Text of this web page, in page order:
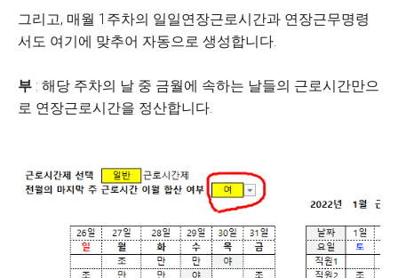
그리고, 매월 1주차의 일일연장근로시간과 연장근무명령
서도 여기에 맞추어 자동으로 생성합니다.
부 : 해당 주차의 날 중 금월에 속하는 날들의 근로시간만으
로 연장근로시간을 정산합니다.